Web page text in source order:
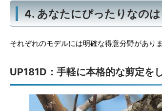
4. あなたにぴったりなの
それぞれのモデルには明確な得意分野があり
UP181D：手軽に本格的な剪定を